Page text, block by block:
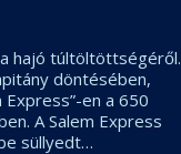
hajó túltöltöttségéről.
döntésében,
en a 650
A Salem Express
süllyedt…